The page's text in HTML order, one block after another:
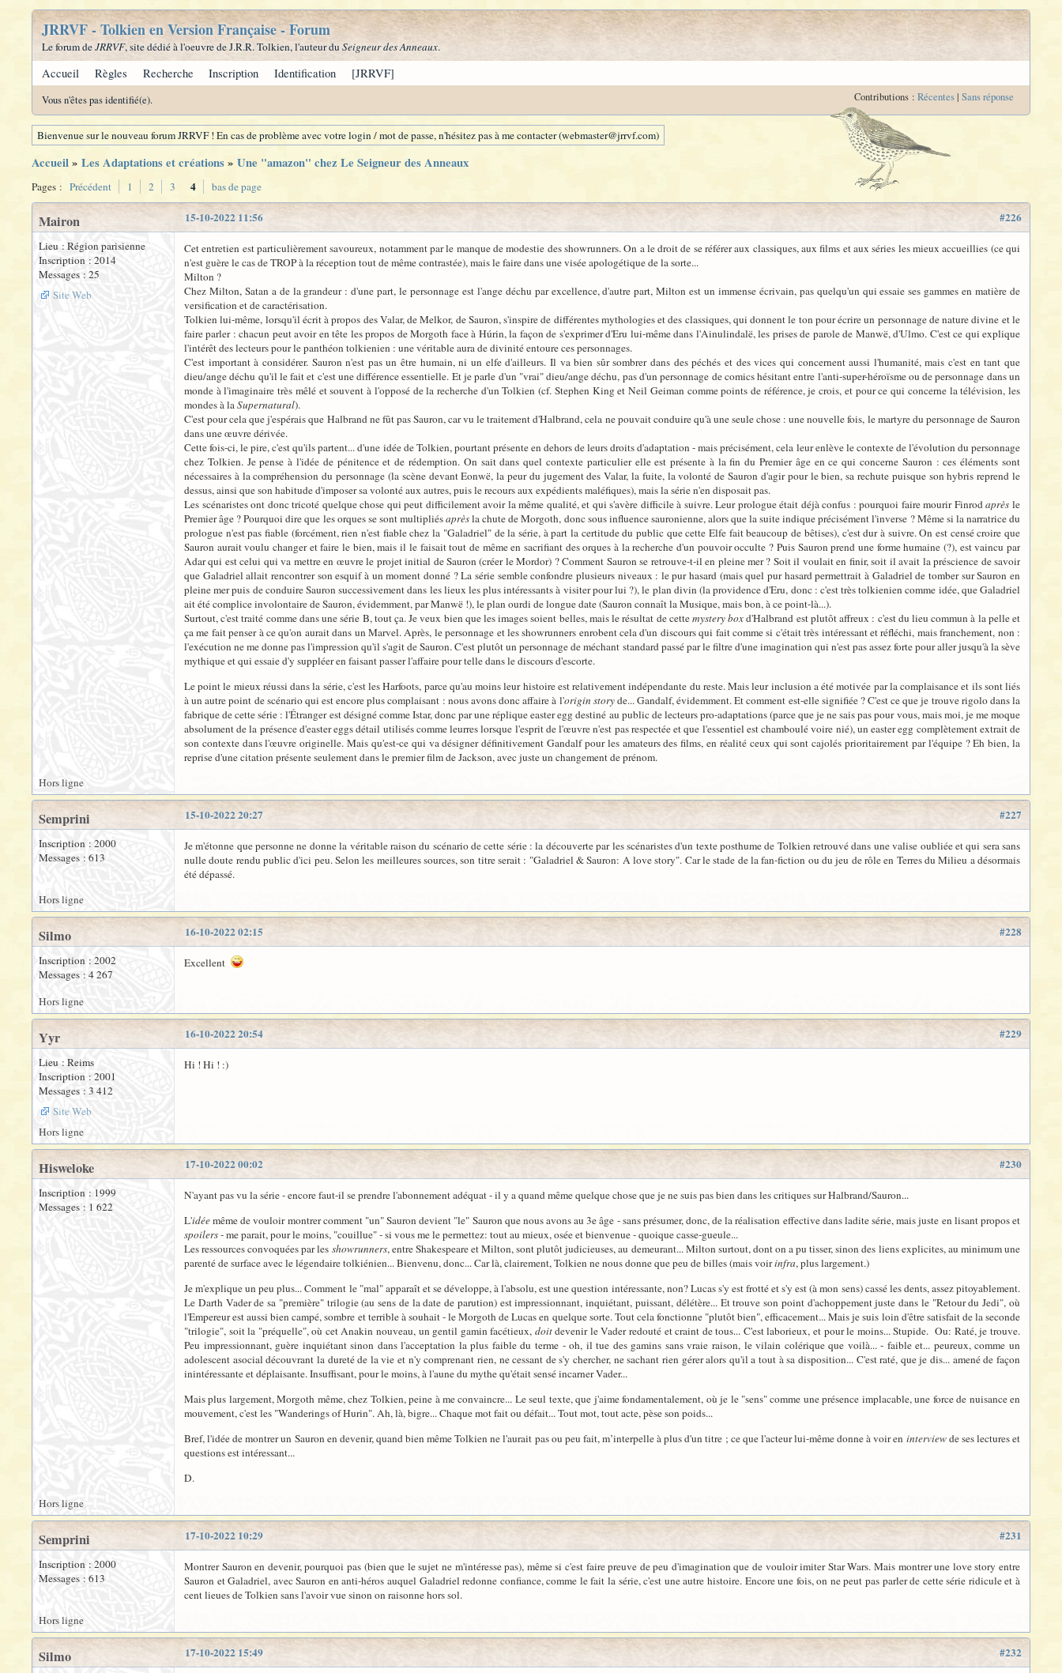
JRRVF - Tolkien en Version Française - Forum
Le forum deJRRVF, site dédié à l'oeuvre de J.R.R. Tolkien, l'auteur du Seigneur des Anneaux.
Accueil Règles Recherche Inscription Identification [JRRVF]
Vous n'êtes pas identifié(e). Contributions : Récentes| Sans réponse
Bienvenue sur le nouveau forum JRRVF ! En cas de problème avec votre login / mot de passe, n'hésitez pas à me contacter (webmaster@jrrvf.com)
Accueil» Les Adaptations et créations» Une "amazon" chez Le Seigneur des Anneaux
Pages : Précédent 1 2 3 4 bas de page
#226
15-10-2022 11:56
Mairon
Lieu : Région parisienne
Inscription : 2014
Messages : 25
Site Web
Cet entretien est particulièrement savoureux, notamment par le manque de modestie des showrunners. On a le droit de se référer aux classiques, aux films et aux séries les mieux accueillies (ce qui
n'est guère le cas de TROP à la réception tout de même contrastée), mais le faire dans une visée apologétique de la sorte...
Milton ?
Chez Milton, Satan a de la grandeur : d'une part, le personnage est l'ange déchu par excellence, d'autre part, Milton est un immense écrivain, pas quelqu'un qui essaie ses gammes en matière de
versification et de caractérisation.
Tolkien lui-même, lorsqu'il écrit à propos des Valar, de Melkor, de Sauron, s'inspire de différentes mythologies et des classiques, qui donnent le ton pour écrire un personnage de nature divine et le
faire parler : chacun peut avoir en tête les propos de Morgoth face à Húrin, la façon de s'exprimer d'Eru lui-même dans l'Ainulindalë, les prises de parole de Manwë, d'Ulmo. C'est ce qui explique
l'intérêt des lecteurs pour le panthéon tolkienien : une véritable aura de divinité entoure ces personnages.
C'est important à considérer. Sauron n'est pas un être humain, ni un elfe d'ailleurs. Il va bien sûr sombrer dans des péchés et des vices qui concernent aussi l'humanité, mais c'est en tant que
dieu/ange déchu qu'il le fait et c'est une différence essentielle. Et je parle d'un "vrai" dieu/ange déchu, pas d'un personnage de comics hésitant entre l'anti-super-héroïsme ou de personnage dans un
monde à l'imaginaire très mêlé et souvent à l'opposé de la recherche d'un Tolkien (cf. Stephen King et Neil Geiman comme points de référence, je crois, et pour ce qui concerne la télévision, les
mondes à laSupernatural).
C'est pour cela que j'espérais que Halbrand ne fût pas Sauron, car vu le traitement d'Halbrand, cela ne pouvait conduire qu'à une seule chose : une nouvelle fois, le martyre du personnage de Sauron
dans une œuvre dérivée.
Cette fois-ci, le pire, c'est qu'ils partent... d'une idée de Tolkien, pourtant présente en dehors de leurs droits d'adaptation - mais précisément, cela leur enlève le contexte de l'évolution du personnage
chez Tolkien. Je pense à l'idée de pénitence et de rédemption. On sait dans quel contexte particulier elle est présente à la fin du Premier âge en ce qui concerne Sauron : ces éléments sont
nécessaires à la compréhension du personnage (la scène devant Eonwë, la peur du jugement des Valar, la fuite, la volonté de Sauron d'agir pour le bien, sa rechute puisque son hybris reprend le
dessus, ainsi que son habitude d'imposer sa volonté aux autres, puis le recours aux expédients maléfiques), mais la série n'en disposait pas.
Les scénaristes ont donc tricoté quelque chose qui peut difficilement avoir la même qualité, et qui s'avère difficile à suivre. Leur prologue était déjà confus : pourquoi faire mourir Finrodaprès le
Premier âge ? Pourquoi dire que les orques se sont multipliésaprèsla chute de Morgoth, donc sous influence sauronienne, alors que la suite indique précisément l'inverse ? Même si la narratrice du
prologue n'est pas fiable (forcément, rien n'est fiable chez la "Galadriel" de la série, à part la certitude du public que cette Elfe fait beaucoup de bêtises), c'est dur à suivre. On est censé croire que
Sauron aurait voulu changer et faire le bien, mais il le faisait tout de même en sacrifiant des orques à la recherche d'un pouvoir occulte ? Puis Sauron prend une forme humaine (?), est vaincu par
Adar qui est celui qui va mettre en œuvre le projet initial de Sauron (créer le Mordor) ? Comment Sauron se retrouve-t-il en pleine mer ? Soit il voulait en finir, soit il avait la préscience de savoir
que Galadriel allait rencontrer son esquif à un moment donné ? La série semble confondre plusieurs niveaux : le pur hasard (mais quel pur hasard permettrait à Galadriel de tomber sur Sauron en
pleine mer puis de conduire Sauron successivement dans les lieux les plus intéressants à visiter pour lui ?), le plan divin (la providence d'Eru, donc : c'est très tolkienien comme idée, que Galadriel
ait été complice involontaire de Sauron, évidemment, par Manwë !), le plan ourdi de longue date (Sauron connaît la Musique, mais bon, à ce point-là...).
Surtout, c'est traité comme dans une série B, tout ça. Je veux bien que les images soient belles, mais le résultat de cettemystery boxd'Halbrand est plutôt affreux : c'est du lieu commun à la pelle et
ça me fait penser à ce qu'on aurait dans un Marvel. Après, le personnage et les showrunners enrobent cela d'un discours qui fait comme si c'était très intéressant et réfléchi, mais franchement, non :
l'exécution ne me donne pas l'impression qu'il s'agit de Sauron. C'est plutôt un personnage de méchant standard passé par le filtre d'une imagination qui n'est pas assez forte pour aller jusqu'à la sève
mythique et qui essaie d'y suppléer en faisant passer l'affaire pour telle dans le discours d'escorte.
Le point le mieux réussi dans la série, c'est les Harfoots, parce qu'au moins leur histoire est relativement indépendante du reste. Mais leur inclusion a été motivée par la complaisance et ils sont liés
à un autre point de scénario qui est encore plus complaisant : nous avons donc affaire à l'origin storyde... Gandalf, évidemment. Et comment est-elle signifiée ? C'est ce que je trouve rigolo dans la
fabrique de cette série : l'Étranger est désigné comme Istar, donc par une réplique easter egg destiné au public de lecteurs pro-adaptations (parce que je ne sais pas pour vous, mais moi, je me moque
absolument de la présence d'easter eggs détail utilisés comme leurres lorsque l'esprit de l'œuvre n'est pas respectée et que l'essentiel est chamboulé voire nié), un easter egg complètement extrait de
son contexte dans l'œuvre originelle. Mais qu'est-ce qui va désigner définitivement Gandalf pour les amateurs des films, en réalité ceux qui sont cajolés prioritairement par l'équipe ? Eh bien, la
reprise d'une citation présente seulement dans le premier film de Jackson, avec juste un changement de prénom.
Hors ligne
#227
15-10-2022 20:27
Semprini
Inscription : 2000
Messages : 613
Je m'étonne que personne ne donne la véritable raison du scénario de cette série : la découverte par les scénaristes d'un texte posthume de Tolkien retrouvé dans une valise oubliée et qui sera sans
nulle doute rendu public d'ici peu. Selon les meilleures sources, son titre serait : "Galadriel & Sauron: A love story". Car le stade de la fan-fiction ou du jeu de rôle en Terres du Milieu a désormais
été dépassé.
Hors ligne
#228
16-10-2022 02:15
Silmo
Inscription : 2002
Messages : 4 267
Excellent
Hors ligne
#229
16-10-2022 20:54
Yyr
Lieu : Reims
Inscription : 2001
Messages : 3 412
Site Web
Hi ! Hi ! :)
Hors ligne
#230
17-10-2022 00:02
Hisweloke
Inscription : 1999
Messages : 1 622
N'ayant pas vu la série - encore faut-il se prendre l'abonnement adéquat - il y a quand même quelque chose que je ne suis pas bien dans les critiques sur Halbrand/Sauron...
L'idéemême de vouloir montrer comment "un" Sauron devient "le" Sauron que nous avons au 3e âge - sans présumer, donc, de la réalisation effective dans ladite série, mais juste en lisant propos et
spoilers- me parait, pour le moins, "couillue" - si vous me le permettez: tout au mieux, osée et bienvenue - quoique casse-gueule...
Les ressources convoquées par les showrunners, entre Shakespeare et Milton, sont plutôt judicieuses, au demeurant... Milton surtout, dont on a pu tisser, sinon des liens explicites, au minimum une
parenté de surface avec le légendaire tolkiénien... Bienvenu, donc... Car là, clairement, Tolkien ne nous donne que peu de billes (mais voirinfra, plus largement.)
Je m'explique un peu plus... Comment le "mal" apparaît et se développe, à l'absolu, est une question intéressante, non? Lucas s'y est frotté et s'y est (à mon sens) cassé les dents, assez pitoyablement.
Le Darth Vader de sa "première" trilogie (au sens de la date de parution) est impressionnant, inquiétant, puissant, délétère... Et trouve son point d'achoppement juste dans le "Retour du Jedi", où
l'Empereur est aussi bien campé, sombre et terrible à souhait - le Morgoth de Lucas en quelque sorte. Tout cela fonctionne "plutôt bien", efficacement... Mais je suis loin d'être satisfait de la seconde
"trilogie", soit la "préquelle", où cet Anakin nouveau, un gentil gamin facétieux, doitdevenir le Vader redouté et craint de tous... C'est laborieux, et pour le moins... Stupide. Ou: Raté, je trouve.
Peu impressionnant, guère inquiétant sinon dans l'acceptation la plus faible du terme - oh, il tue des gamins sans vraie raison, le vilain colérique que voilà... - faible et... peureux, comme un
adolescent asocial découvrant la dureté de la vie et n'y comprenant rien, ne cessant de s'y chercher, ne sachant rien gérer alors qu'il a tout à sa disposition... C'est raté, que je dis... amené de façon
inintéressante et déplaisante. Insuffisant, pour le moins, à l'aune du mythe qu'était sensé incarner Vader...
Mais plus largement, Morgoth même, chez Tolkien, peine à me convaincre... Le seul texte, que j'aime fondamentalement, où je le "sens" comme une présence implacable, une force de nuisance en
mouvement, c'est les "Wanderings of Hurin". Ah, là, bigre... Chaque mot fait ou défait... Tout mot, tout acte, pèse son poids...
Bref, l'idée de montrer un Sauron en devenir, quand bien même Tolkien ne l'aurait pas ou peu fait, m’interpelle à plus d'un titre ; ce que l'acteur lui-même donne à voir en interviewde ses lectures et
questions est intéressant...
D.
Hors ligne
#231
17-10-2022 10:29
Semprini
Inscription : 2000
Messages : 613
Montrer Sauron en devenir, pourquoi pas (bien que le sujet ne m'intéresse pas), même si c'est faire preuve de peu d'imagination que de vouloir imiter Star Wars. Mais montrer une love story entre
Sauron et Galadriel, avec Sauron en anti-héros auquel Galadriel redonne confiance, comme le fait la série, c'est une autre histoire. Encore une fois, on ne peut pas parler de cette série ridicule et à
cent lieues de Tolkien sans l'avoir vue sinon on raisonne hors sol.
Hors ligne
#232
17-10-2022 15:49
Silmo